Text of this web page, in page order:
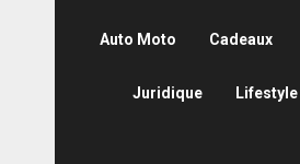
Auto Moto Cadeaux
Juridique Lifestyle